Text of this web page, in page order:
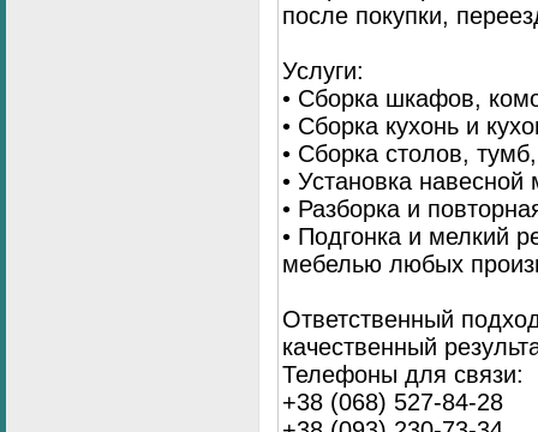
после покупки,
Услуги:
• Сборка шкафов,
• Сборка кухонь и
• Сборка столов,
• Установка
• Разборка и
• Подгонка и мелкий
мебелью любых
Ответственный
качественный
Телефоны для связи:
+38 (068) 527-84-28